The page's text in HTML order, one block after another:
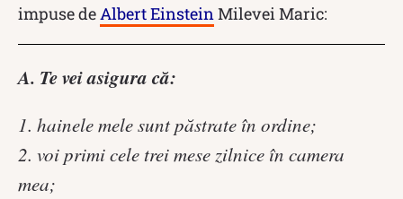
impuse deAlbert EinsteinMilevei Maric:
A. Te vei asigura că:
1. hainele mele sunt păstrate în ordine;
2. voi primi cele trei mese zilnice în camera
mea;